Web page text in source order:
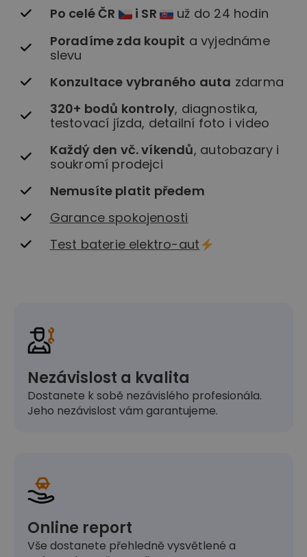
Po celé ČR
i SR
už do 24 hodin
Poradíme zda koupit a vyjednáme
slevu
Konzultace vybraného auta zdarma
320+ bodů kontroly, diagnostika,
testovací jízda, detailní foto i video
Každý den vč. víkendů, autobazary i
soukromí prodejci
Nemusíte platit předem
Garance spokojenosti
Test baterie elektro-aut
Nezávislost a kvalita
Dostanete k sobě nezávislého profesionála.
Jeho nezávislost vám garantujeme.
Online report
Vše dostanete přehledně vysvětlené a